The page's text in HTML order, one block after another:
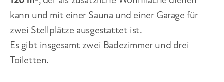
kann und mit einer Sauna und einer Garage für
zwei Stellplätze ausgestattet ist.
Es gibt insgesamt zwei Badezimmer und drei
Toiletten.